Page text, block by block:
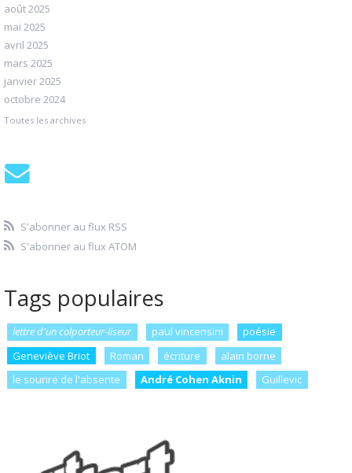
août 2025
mai 2025
avril 2025
mars 2025
janvier 2025
octobre 2024
Toutes les archives
S'abonner au flux RSS
S'abonner au flux ATOM
Tags populaires
lettre d'un colporteur-liseur paul vincensini
poésie
Geneviève Briot
Roman écriture
alain borne
le sourire de l'absente
André Cohen Aknin Guillevic